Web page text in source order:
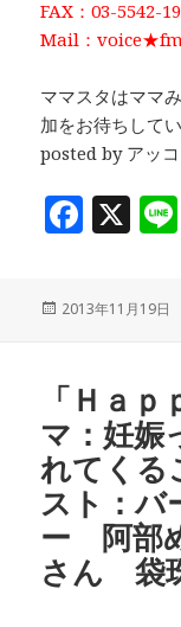
FAX：03-5542-
Mail：
ママスタはママ
加をお待ちしてい
posted by アッコ
F
c
e
o
o
k
X
投
2013年11月19日
「Ｈａ
マ：妊娠
れてく
スト：バ
ー 阿部
さん 袋